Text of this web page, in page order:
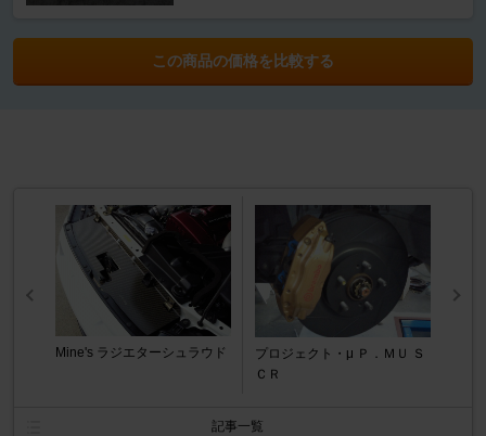
この商品の価格を比較する
Mine's ラジエターシュラウド
プロジェクト・μ Ｐ．ＭＵ Ｓ
ＣＲ
記事一覧